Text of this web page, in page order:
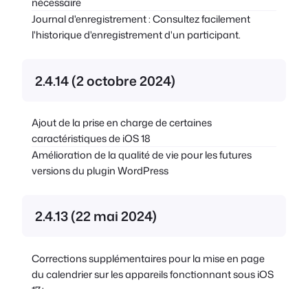
Journal d'enregistrement : Consultez facilement
l'historique d'enregistrement d'un participant.
2.4.14 (2 octobre 2024)
Ajout de la prise en charge de certaines
caractéristiques de iOS 18
Amélioration de la qualité de vie pour les futures
versions du plugin WordPress
2.4.13 (22 mai 2024)
Corrections supplémentaires pour la mise en page
du calendrier sur les appareils fonctionnant sous iOS